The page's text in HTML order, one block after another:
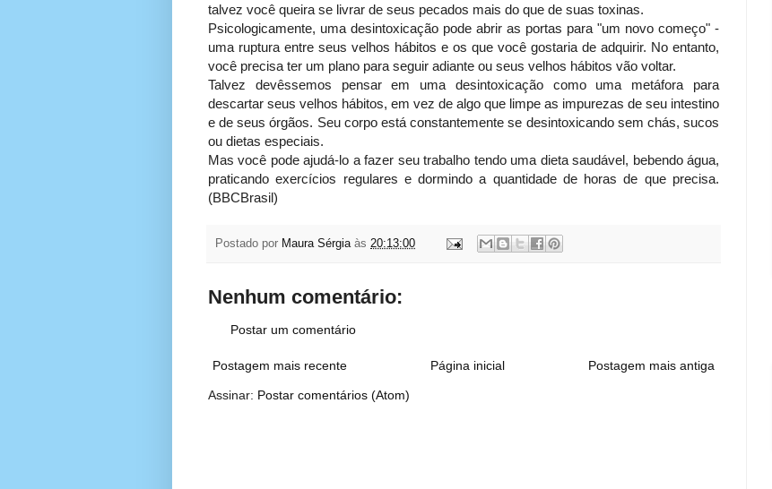
talvez você queira se livrar de seus pecados mais do que de suas toxinas.
Psicologicamente, uma desintoxicação pode abrir as portas para "um novo começo" -
uma ruptura entre seus velhos hábitos e os que você gostaria de adquirir. No entanto,
você precisa ter um plano para seguir adiante ou seus velhos hábitos vão voltar.
Talvez devêssemos pensar em uma desintoxicação como uma metáfora para
descartar seus velhos hábitos, em vez de algo que limpe as impurezas de seu intestino
e de seus órgãos. Seu corpo está constantemente se desintoxicando sem chás, sucos
ou dietas especiais.
Mas você pode ajudá-lo a fazer seu trabalho tendo uma dieta saudável, bebendo água,
praticando exercícios regulares e dormindo a quantidade de horas de que precisa.
(BBCBrasil)
Postado por Maura Sérgia às 20:13:00
Nenhum comentário:
Postar um comentário
Postagem mais recente Postagem mais antiga
Página inicial
Assinar: Postar comentários (Atom)